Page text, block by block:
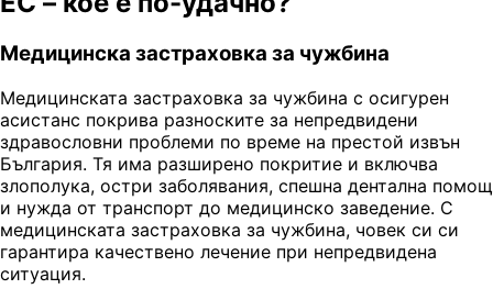
Медицинска застраховка за чужбина
Медицинската застраховка за чужбина с осигурен
асистанс покрива разноските за непредвидени
здравословни проблеми по време на престой извън
България. Тя има разширено покритие и включва
злополука, остри заболявания, спешна дентална помощ
и нужда от транспорт до медицинско заведение. С
медицинската застраховка за чужбина, човек си си
гарантира качествено лечение при непредвидена
ситуация.